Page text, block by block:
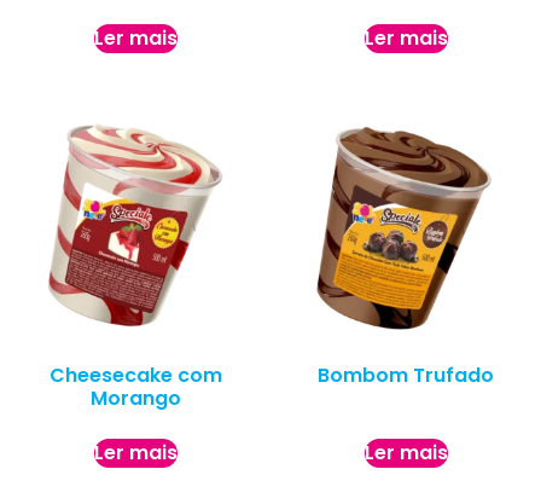
Ler mais
Ler mais
Cheesecake com
Morango
Ler mais
Bombom Trufado
Ler mais